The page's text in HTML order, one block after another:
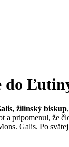
do
žilinský biskup
pripomenul, že
Galis. Po